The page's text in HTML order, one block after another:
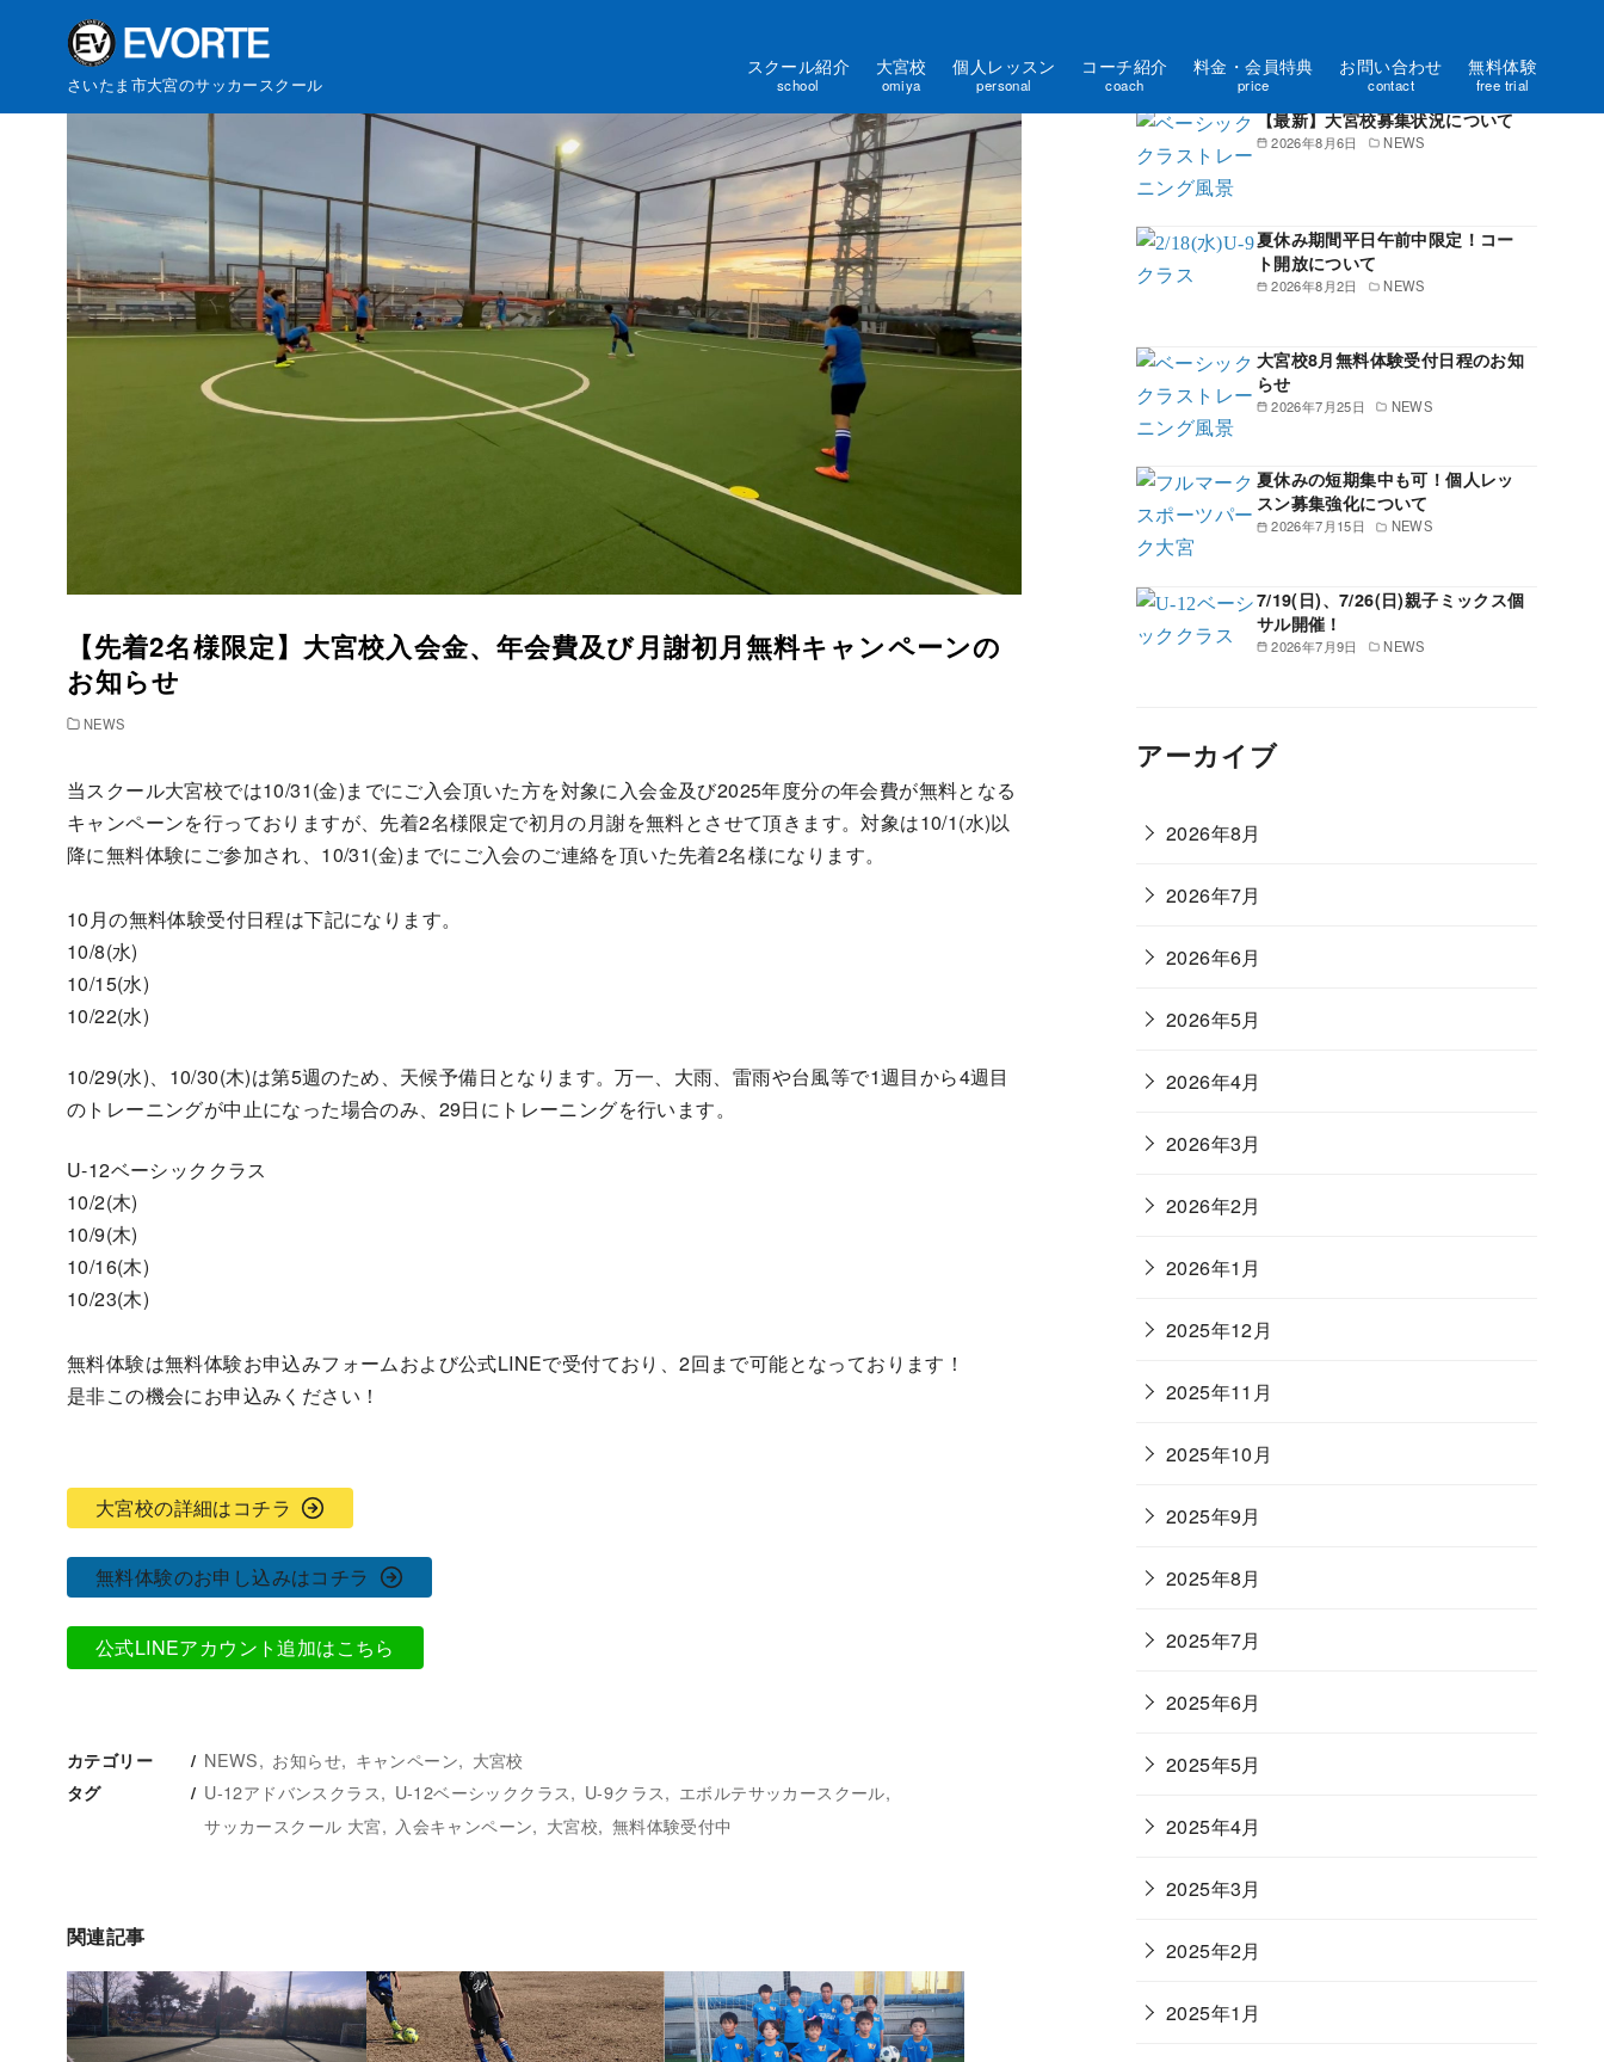
さいたま市大宮のサッカースクール
スクール紹介
school
大宮校
omiya
個人レッスン
personal
コーチ紹介
coach
料金・会員特典
price
お問い合わせ
contact
無料体験
free trial
【先着2名様限定】大宮校入会金、年会費及び月謝初月無料キャンペーンの
お知らせ
NEWS
当スクール大宮校では10/31(金)までにご入会頂いた方を対象に入会金及び2025年度分の年会費が無料となる
キャンペーンを行っておりますが、先着2名様限定で初月の月謝を無料とさせて頂きます。対象は10/1(水)以
降に無料体験にご参加され、10/31(金)までにご入会のご連絡を頂いた先着2名様になります。
10月の無料体験受付日程は下記になります。
10/8(水)
10/15(水)
10/22(水)
10/29(水)、10/30(木)は第5週のため、天候予備日となります。万一、大雨、雷雨や台風等で1週目から4週目
のトレーニングが中止になった場合のみ、29日にトレーニングを行います。
U-12ベーシッククラス
10/2(木)
10/9(木)
10/16(木)
10/23(木)
無料体験は無料体験お申込みフォームおよび公式LINEで受付ており、2回まで可能となっております！
是非この機会にお申込みください！
大宮校の詳細はコチラ
無料体験のお申し込みはコチラ
公式LINEアカウント追加はこちら
カテゴリー NEWS お知らせ キャンペーン 大宮校
タグ U-12アドバンスクラス U-12ベーシッククラス U-9クラス
エボルテサッカースクール
サッカースクール 大宮
入会キャンペーン 大宮校 無料体験受付中
関連記事
新着記事一覧
2026年8月6日 NEWS
【最新】大宮校募集状況について
2026年8月2日 NEWS
夏休み期間平日午前中限定！コー
ト開放について
2026年7月25日 NEWS
大宮校8月無料体験受付日程のお知
らせ
2026年7月15日 NEWS
夏休みの短期集中も可！個人レッ
スン募集強化について
2026年7月9日 NEWS
7/19(日)、7/26(日)親子ミックス個
サル開催！
アーカイブ
2026年8月
2026年7月
2026年6月
2026年5月
2026年4月
2026年3月
2026年2月
2026年1月
2025年12月
2025年11月
2025年10月
2025年9月
2025年8月
2025年7月
2025年6月
2025年5月
2025年4月
2025年3月
2025年2月
2025年1月